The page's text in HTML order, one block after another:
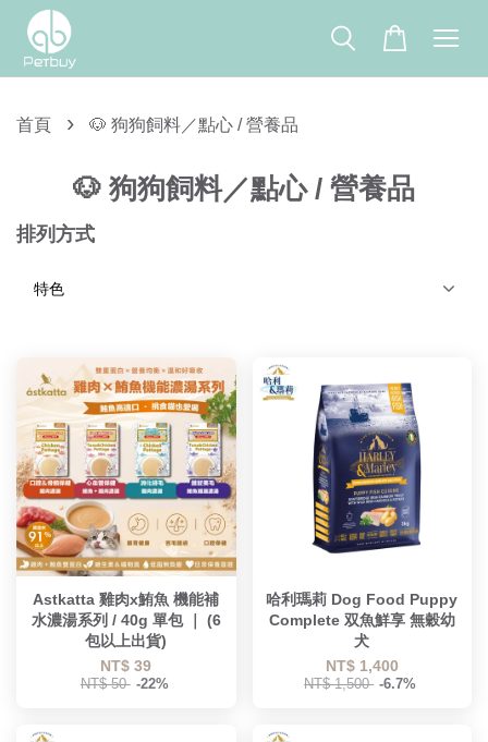
首頁 › 🐶 狗狗飼料／點心 / 營養品
🐶 狗狗飼料／點心 / 營養品
排列方式
Astkatta 雞肉x鮪魚 機能補
水濃湯系列 / 40g 單包 ｜ (6
包以上出貨)
NT$ 39
NT$ 50 -22%
哈利瑪莉 Dog Food Puppy
Complete 双魚鮮享 無穀幼
犬
NT$ 1,400
NT$ 1,500 -6.7%